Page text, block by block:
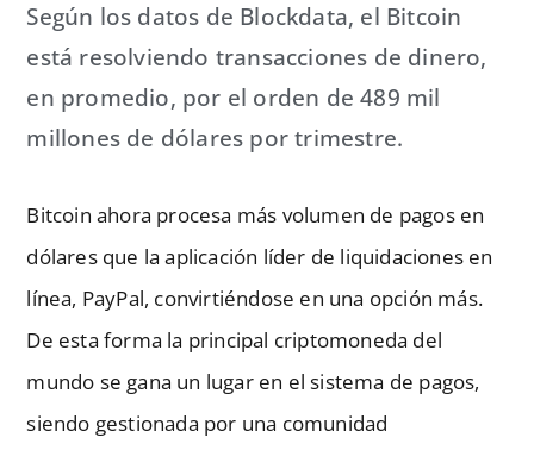
Según los datos de Blockdata, el Bitcoin
está resolviendo transacciones de dinero,
en promedio, por el orden de 489 mil
millones de dólares por trimestre.
Bitcoin ahora procesa más volumen de pagos en
dólares que la aplicación líder de liquidaciones en
línea, PayPal, convirtiéndose en una opción más.
De esta forma la principal criptomoneda del
mundo se gana un lugar en el sistema de pagos,
siendo gestionada por una comunidad